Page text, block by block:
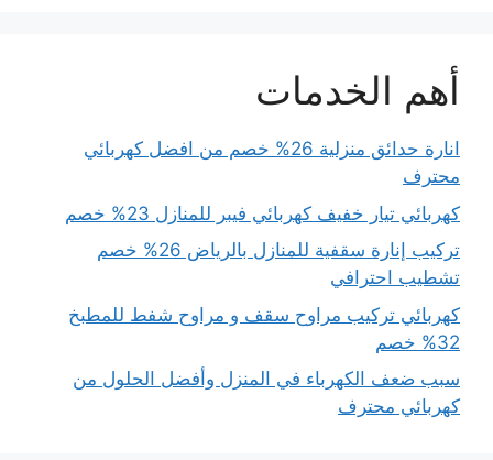
أهم الخدمات
انارة حدائق منزلية 26% خصم من افضل كهربائي
محترف
كهربائي تيار خفيف كهربائي فيبر للمنازل 23% خصم
تركيب إنارة سقفية للمنازل بالرياض 26% خصم
تشطيب احترافي
كهربائي تركيب مراوح سقف و مراوح شفط للمطبخ
32% خصم
سبب ضعف الكهرباء في المنزل وأفضل الحلول من
كهربائي محترف